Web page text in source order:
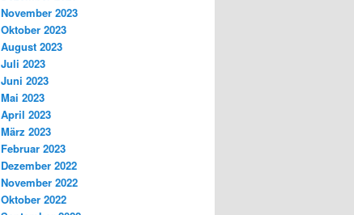
November 2023
Oktober 2023
August 2023
Juli 2023
Juni 2023
Mai 2023
April 2023
März 2023
Februar 2023
Dezember 2022
November 2022
Oktober 2022